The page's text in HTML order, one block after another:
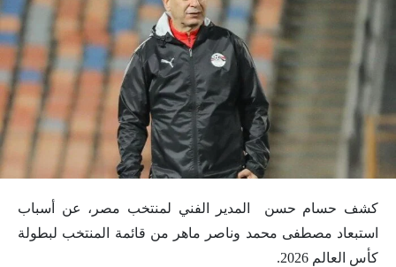
كشف حسام حسن المدير الفني لمنتخب مصر، عن أسباب
استبعاد مصطفى محمد وناصر ماهر من قائمة المنتخب لبطولة
كأس العالم 2026.